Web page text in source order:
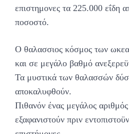
επιστημονες τα 225.000 εΐδη
ποσοστό.
Ο θαλασσιος κόσμος των
και σε μεγάλο βαθμό
Τα μυστικά των θαλασσών
αποκαλυφθούν.
Πιθανόν ένας μεγάλος
εξαφανιστούν πριν